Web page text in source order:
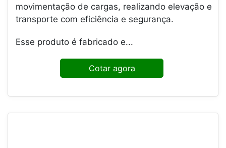
movimentação de cargas, realizando elevação e
transporte com eficiência e segurança.
Esse produto é fabricado e...
Cotar agora